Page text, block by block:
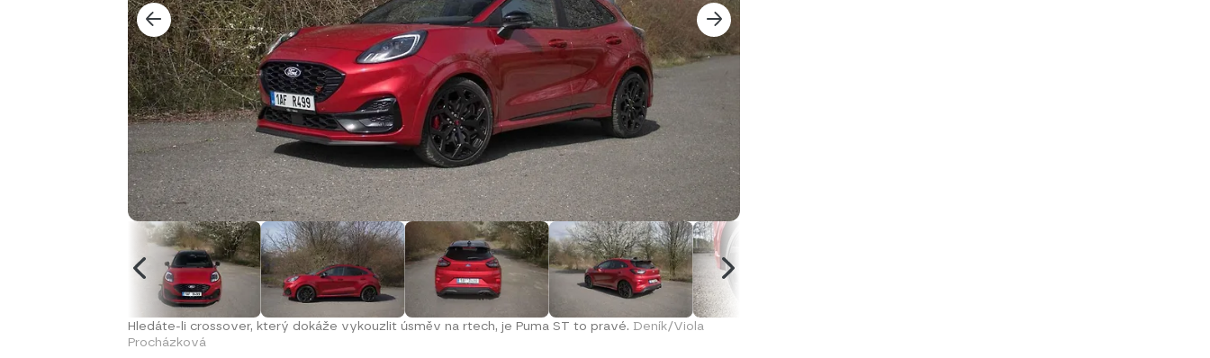
Hledáte-li crossover, který dokáže vykouzlit úsměv na rtech, je Puma ST to pravé. Deník/Viola
Procházková